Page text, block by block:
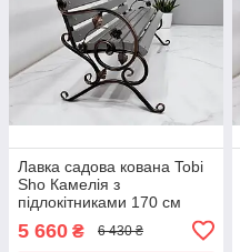
Лавка садова кована Tobi
Sho Камелія з
підлокітниками 170 см
5 660 ₴ 6 430 ₴